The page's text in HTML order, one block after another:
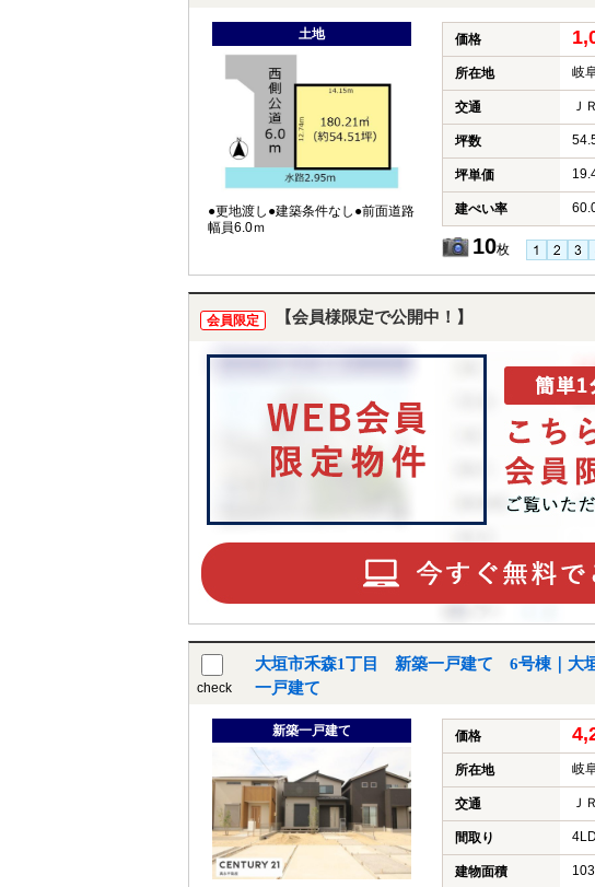
土地
●更地渡し●建築条件なし●前面道路
幅員6.0ｍ
価格
所在地 岐
交通 Ｊ
坪数
坪単価
建ぺい率
10枚
会員限定 【会員様限定で公開中！】
check
大垣市禾森1丁目 新築一戸建て 6号棟｜大
一戸建て
新築一戸建て 価格
所在地 岐
交通 Ｊ
間取り
建物面積